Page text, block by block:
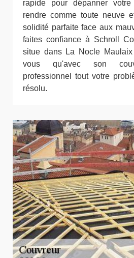
rapide pour dépanner
rendre comme toute neuve
solidité parfaite face aux
faites confiance à Schroll
situe dans La Nocle
vous qu'avec son
professionnel tout votre
résolu.